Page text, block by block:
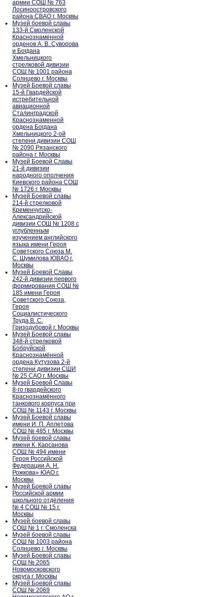
армии СОШ № 763
Лосиноостровского
района СВАО г. Москвы
Музей боевой славы
133-й Смоленской
Краснознаменной
орденов А. В. Суворова
и Богдана
Хмельницкого
стрелковой дивизии
СОШ № 1001 района
Солнцево г. Москвы
Музей Боевой славы
15-й Гвардейской
истребительной
авиационной
Сталинградской
Краснознаменной
ордена Богдана
Хмельницкого 2-ой
степени дивизии СОШ
№ 2090 Рязанского
района г. Москвы
Музей Боевой Славы
21-й дивизии
народного ополчения
Киевского района СОШ
№ 1726 г. Москвы
Музей Боевой славы
214-й стрелковой
Кременчугско-
Александрийской
дивизии СОШ № 1208 с
углубленным
изучением английского
языка имени Героя
Советского Союза М.
С. Шумилова ЮВАО г.
Москвы
Музей Боевой Славы
242-й дивизии первого
формирования СОШ №
185 имени Героя
Советского Союза,
Героя
Социалистического
Труда В. С.
Гризодубовой г. Москвы
Музей Боевой славы
348-й стрелковой
Бобруйской
Краснознамённой
ордена Кутузова 2-й
степени дивизии СШИ
№ 25 САО г. Москвы
Музей Боевой Славы
8-го гвардейского
Краснознамённого
танкового корпуса при
СОШ № 1143 г. Москвы
Музей Боевой славы
имени И. П. Аплетова
СОШ № 485 г. Москвы
Музей боевой славы
имени К. Карсанова
СОШ № 494 имени
Героя Российской
Федерации А. Н.
Рожкова» ЮАО г.
Москвы
Музей Боевой славы
Российской армии
школьного отделения
№ 4 СОШ № 15 г.
Москвы
Музей боевой славы
СОШ № 1 г. Смоленска
Музей боевой славы
СОШ № 1003 района
Солнцево г. Москвы
Музей Боевой славы
СОШ № 2065
Новомосковского
округа г. Москвы
Музей Боевой славы
СОШ № 2069